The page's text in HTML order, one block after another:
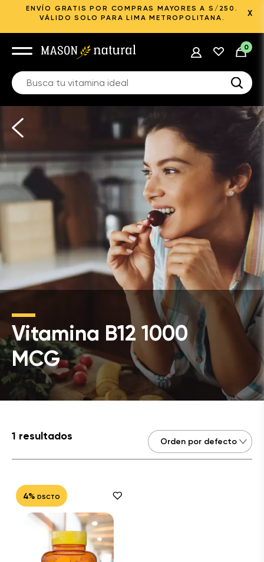
ENVÍO GRATIS POR COMPRAS MAYORES A S/250.
VÁLIDO SOLO PARA LIMA METROPOLITANA.
X
0
Vitamina B12 1000
MCG
1 resultados
4% DSCTO